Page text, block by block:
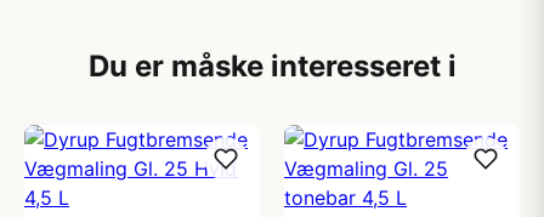
Du er måske interesseret i